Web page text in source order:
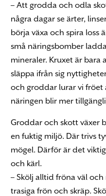
– Att grodda och odla
några dagar se ärter,
börja växa och spira loss
små näringsbomber
mineraler. Kruxet är bara
släppa ifrån sig
och groddar lurar vi fröet
näringen blir mer
Groddar och skott växer
en fuktig miljö. Där trivs
mögel. Därför är det
och kärl.
– Skölj alltid fröna väl
trasiga frön och skräp.